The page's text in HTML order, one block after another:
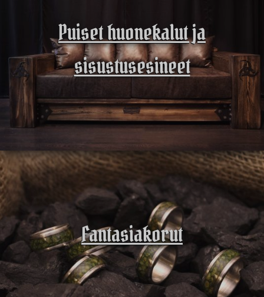
Puiset huonekalut ja
sisustusesineet
Fantasiakorut